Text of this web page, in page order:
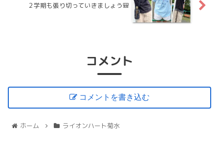
２学期も張り切っていきましょう🎒
コメント
コメントを書き込む
ホーム ライオンハート菊水